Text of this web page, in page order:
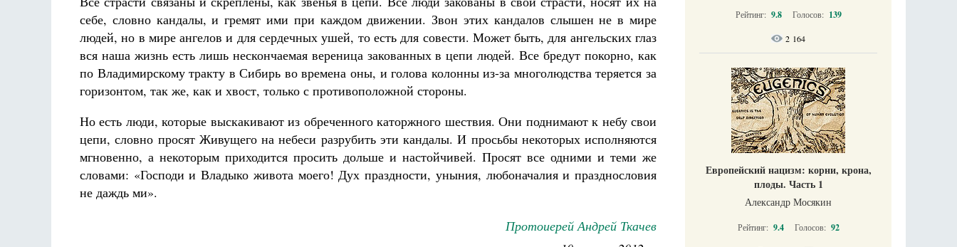
себе, словно кандалы, и гремят ими при каждом движении. Звон этих кандалов слышен не в мире
людей, но в мире ангелов и для сердечных ушей, то есть для совести. Может быть, для ангельских глаз
вся наша жизнь есть лишь нескончаемая вереница закованных в цепи людей. Все бредут покорно, как
по Владимирскому тракту в Сибирь во времена оны, и голова колонны из-за многолюдства теряется за
горизонтом, так же, как и хвост, только с противоположной стороны.
Но есть люди, которые выскакивают из обреченного каторжного шествия. Они поднимают к небу свои
цепи, словно просят Живущего на небеси разрубить эти кандалы. И просьбы некоторых исполняются
мгновенно, а некоторым приходится просить дольше и настойчивей. Просят все одними и теми же
словами: «Господи и Владыко живота моего! Дух праздности, уныния, любоначалия и празднословия
не даждь ми».
Протоиерей Андрей Ткачев
Рейтинг: 9.8 Голосов: 139
2 164
Европейский нацизм: корни, крона,
плоды. Часть 1
Александр Мосякин
Рейтинг: 9.4 Голосов: 92